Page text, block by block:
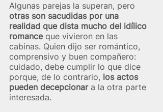
Algunas parejas la superan, pero
otras son sacudidas por una
realidad que dista mucho del idílico
romance que vivieron en las
cabinas. Quien dijo ser romántico,
comprensivo y buen compañero:
cuidado, debe cumplir lo que dice
porque, de lo contrario, los actos
pueden decepcionar a la otra parte
interesada.